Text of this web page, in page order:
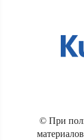
© При